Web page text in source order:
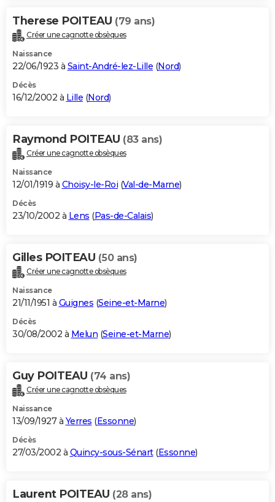
Therese POITEAU (79 ans)
Créer une cagnotte obsèques
Naissance
22/06/1923 à Saint-André-lez-Lille (Nord)
Décès
16/12/2002 à Lille (Nord)
Raymond POITEAU (83 ans)
Créer une cagnotte obsèques
Naissance
12/01/1919 à Choisy-le-Roi (Val-de-Marne)
Décès
23/10/2002 à Lens (Pas-de-Calais)
Gilles POITEAU (50 ans)
Créer une cagnotte obsèques
Naissance
21/11/1951 à Guignes (Seine-et-Marne)
Décès
30/08/2002 à Melun (Seine-et-Marne)
Guy POITEAU (74 ans)
Créer une cagnotte obsèques
Naissance
13/09/1927 à Yerres (Essonne)
Décès
27/03/2002 à Quincy-sous-Sénart(Essonne)
Laurent POITEAU (28 ans)